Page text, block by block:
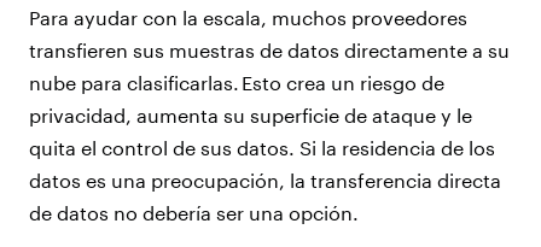
Para ayudar con la escala, muchos proveedores
transfieren sus muestras de datos directamente a su
nube para clasificarlas. Esto crea un riesgo de
privacidad, aumenta su superficie de ataque y le
quita el control de sus datos. Si la residencia de los
datos es una preocupación, la transferencia directa
de datos no debería ser una opción.